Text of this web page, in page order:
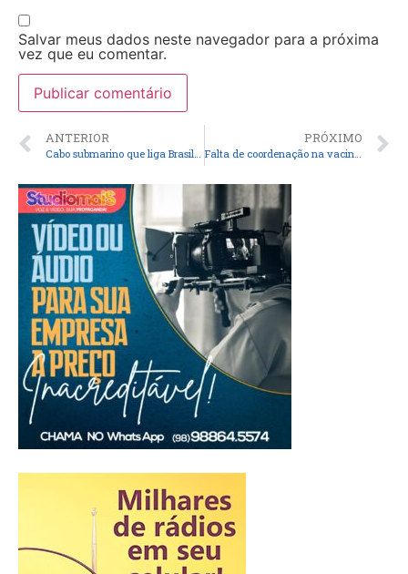
Salvar meus dados neste navegador para a próxima
vez que eu comentar.
ANTERIOR
Cabo submarino que liga Brasil a Europa é inaugurado
PRÓXIMO
Falta de coordenação na vacinação sobrecarrega grandes cidades, diz Fiocruz